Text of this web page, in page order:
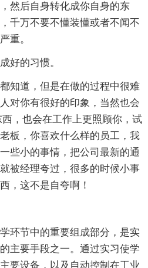
然后自身转化成你自身的东
千万不要不懂装懂或者不闻不
重。
好的习惯。
知道，但是在做的过程中很难
对你有很好的印象，当然也会
，也会在工作上更照顾你，试
板，你喜欢什么样的员工，我
些小的事情，把公司最新的通
被经理夸过，很多的时候小事
，这不是自夸啊！
环节中的重要组成部分，是实
主要手段之一。通过实习使学
要设备，以及自动控制在工业